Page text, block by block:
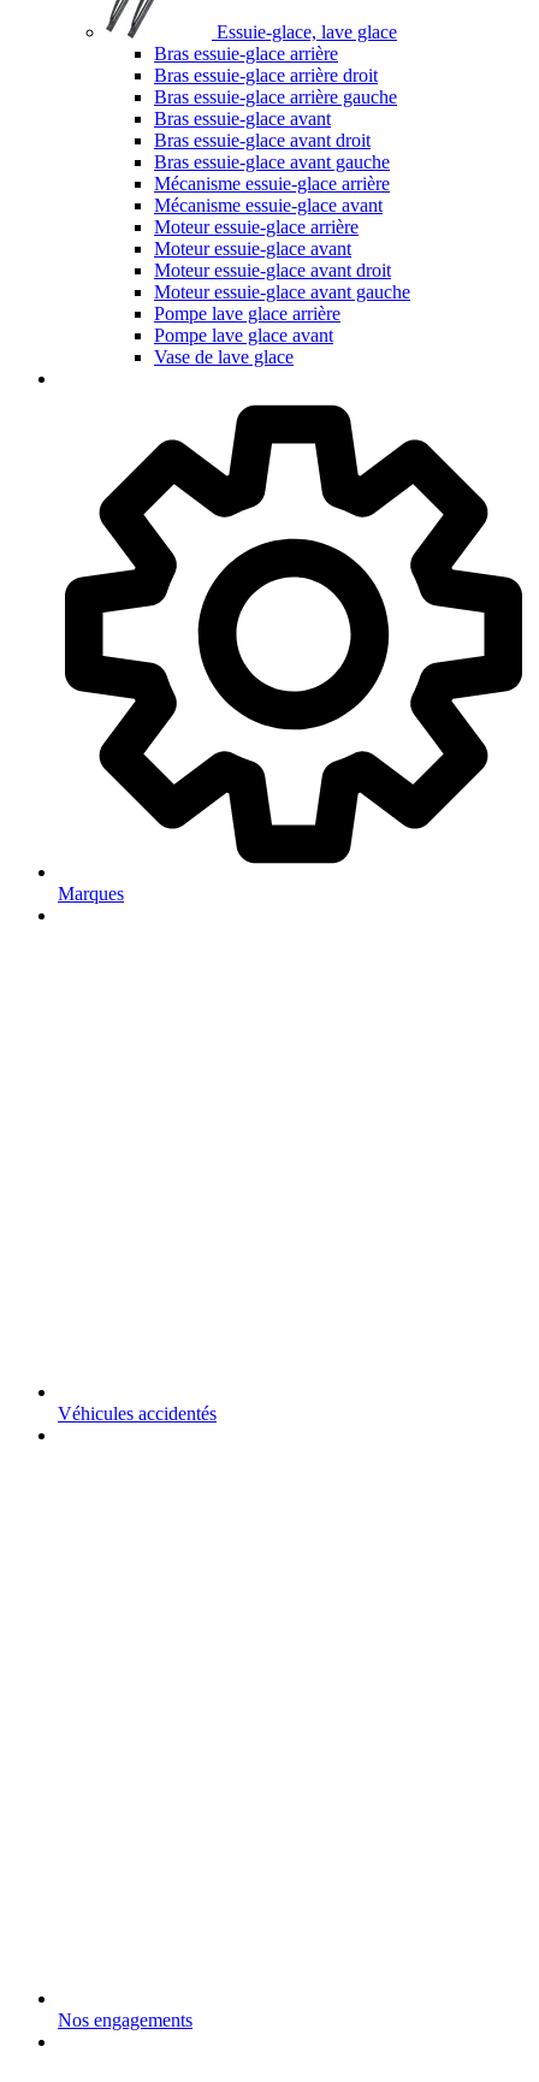
Essuie-glace, lave glace
Bras essuie-glace arrière
Bras essuie-glace arrière droit
Bras essuie-glace arrière gauche
Bras essuie-glace avant
Bras essuie-glace avant droit
Bras essuie-glace avant gauche
Mécanisme essuie-glace arrière
Mécanisme essuie-glace avant
Moteur essuie-glace arrière
Moteur essuie-glace avant
Moteur essuie-glace avant droit
Moteur essuie-glace avant gauche
Pompe lave glace arrière
Pompe lave glace avant
Vase de lave glace
Marques
Véhicules accidentés
Nos engagements